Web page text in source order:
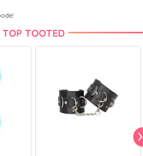
TOP TOOTED